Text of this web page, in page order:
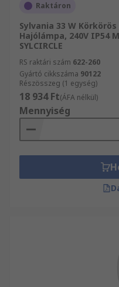
Raktáron
Sylvania 33 W
Hajólámpa, 240V IP54
SYLCIRCLE
RS raktári szám 622-260
Gyártó cikkszáma 90122
Részösszeg (1 egység)
18 934 Ft(ÁFA nélkül)
Mennyiség